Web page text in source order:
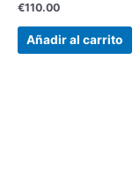
€110.00
Añadir al carrito